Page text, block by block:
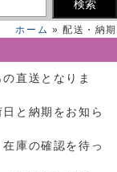
ホーム » 配送・納期
直送となりま
と納期をお知ら
庫の確認を待っ